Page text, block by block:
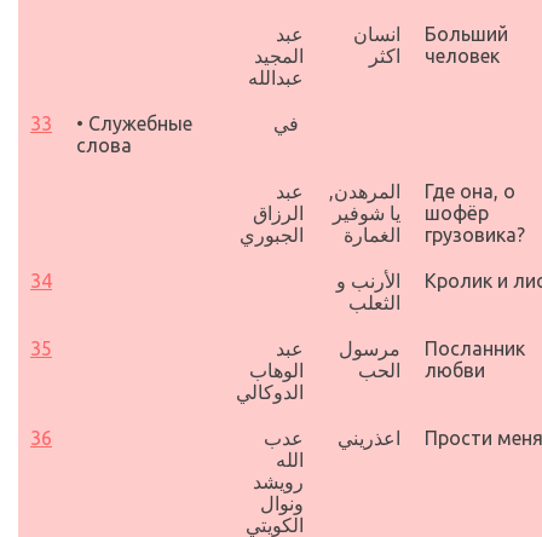
عبد
المجيد
عبدالله
انسان
اكثر
Больший
человек
33 • Служебные
слова
في
عبد
الرزاق
الجبوري
المرهدن,
يا شوفير
الغمارة
Где она, о
шофёр
грузовика?
34
الأرنب و
الثعلب
Кролик и
35
عبد
الوهاب
الدوكالي
مرسول
الحب
Посланник
любви
36
عدب
الله
رويشد
ونوال
الكويتي
اعذريني Прости меня